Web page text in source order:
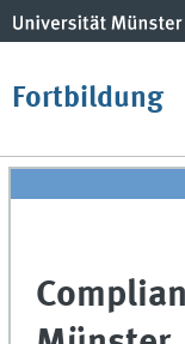
Fortbildung